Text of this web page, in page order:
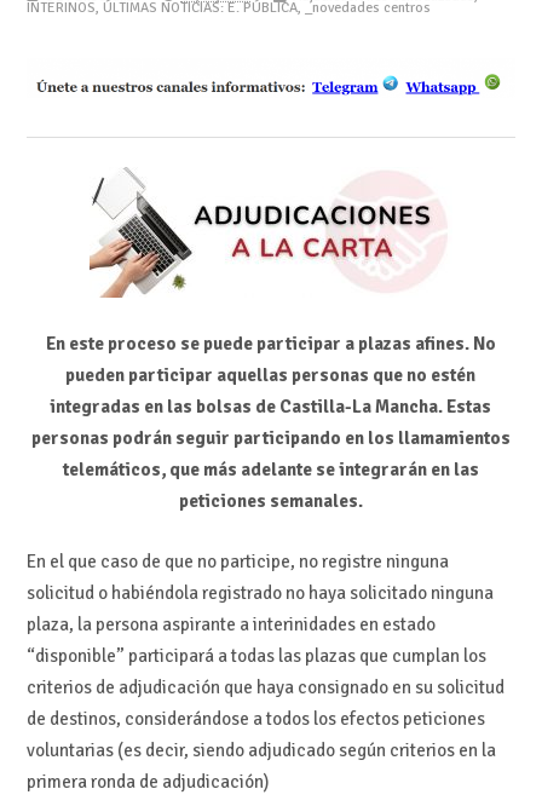
INTERINOS, ÚLTIMAS NOTICIAS: E. PÚBLICA, _novedades centros
En este proceso se puede participar a plazas afines. No
pueden participar aquellas personas que no estén
integradas en las bolsas de Castilla-La Mancha. Estas
personas podrán seguir participando en los llamamientos
telemáticos, que más adelante se integrarán en las
peticiones semanales.
En el que caso de que no participe, no registre ninguna
solicitud o habiéndola registrado no haya solicitado ninguna
plaza, la persona aspirante a interinidades en estado
“disponible” participará a todas las plazas que cumplan los
criterios de adjudicación que haya consignado en su solicitud
de destinos, considerándose a todos los efectos peticiones
voluntarias (es decir, siendo adjudicado según criterios en la
primera ronda de adjudicación)